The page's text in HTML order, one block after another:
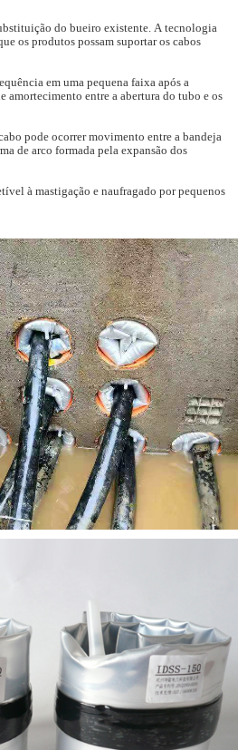
do bueiro existente. A tecnologia
os produtos possam suportar os cabos
em uma pequena faixa após a
amortecimento entre a abertura do tubo e os
pode ocorrer movimento entre a bandeja
de arco formada pela expansão dos
à mastigação e naufragado por pequenos